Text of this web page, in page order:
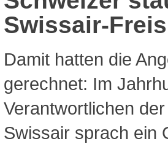
Swissair-
Damit hatten die
gerechnet: Im
Verantwortlichen
Swissair sprach ein